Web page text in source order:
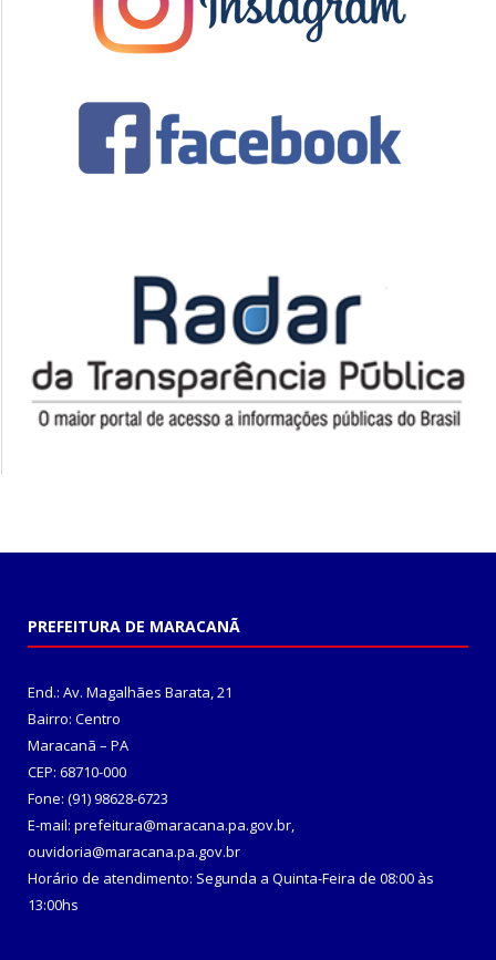
PREFEITURA DE MARACANÃ
End.: Av. Magalhães Barata, 21
Bairro: Centro
Maracanã – PA
CEP: 68710-000
Fone: (91) 98628-6723
E-mail: prefeitura@maracana.pa.gov.br,
ouvidoria@maracana.pa.gov.br
Horário de atendimento: Segunda a Quinta-Feira de 08:00 às
13:00hs